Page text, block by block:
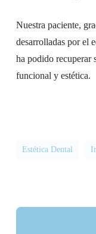
Nuestra paciente,
desarrolladas por el
ha podido recuperar
funcional y estética.
Estética Dental